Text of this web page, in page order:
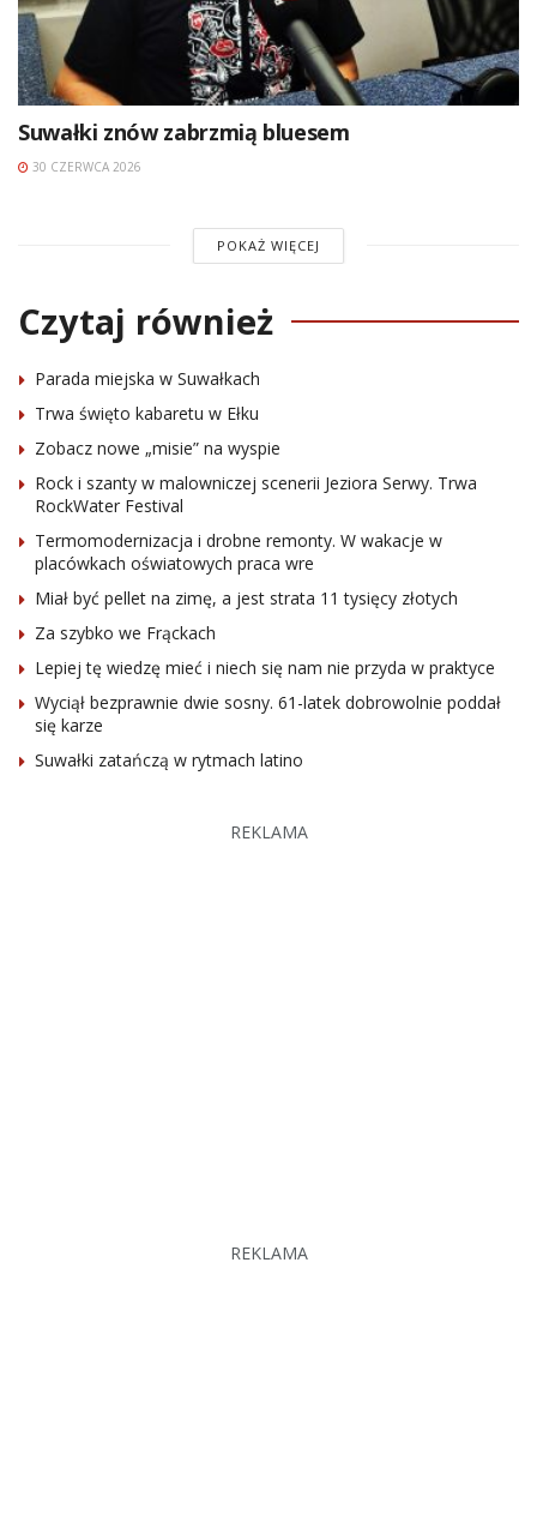
Suwałki znów zabrzmią bluesem
30 CZERWCA 2026
POKAŻ WIĘCEJ
Czytaj również
Parada miejska w Suwałkach
Trwa święto kabaretu w Ełku
Zobacz nowe „misie” na wyspie
Rock i szanty w malowniczej scenerii Jeziora Serwy. Trwa
RockWater Festival
Termomodernizacja i drobne remonty. W wakacje w
placówkach oświatowych praca wre
Miał być pellet na zimę, a jest strata 11 tysięcy złotych
Za szybko we Frąckach
Lepiej tę wiedzę mieć i niech się nam nie przyda w praktyce
Wyciął bezprawnie dwie sosny. 61-latek dobrowolnie poddał
się karze
Suwałki zatańczą w rytmach latino
REKLAMA
REKLAMA